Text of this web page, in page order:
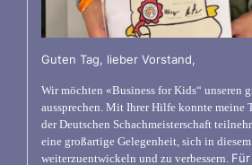
Guten Tag, lieber Vorstand,
Wir möchten «Business for Kids“ unseren
aussprechen. Mit Ihrer Hilfe konnte meine
der Deutschen Schachmeisterschaft
eine großartige Gelegenheit, sich in
weiterzuentwickeln und zu verbessern.